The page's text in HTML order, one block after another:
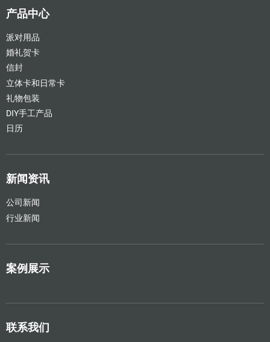
产品中心
派对用品
婚礼贺卡
信封
立体卡和日常卡
礼物包装
DIY手工产品
日历
新闻资讯
公司新闻
行业新闻
案例展示
联系我们